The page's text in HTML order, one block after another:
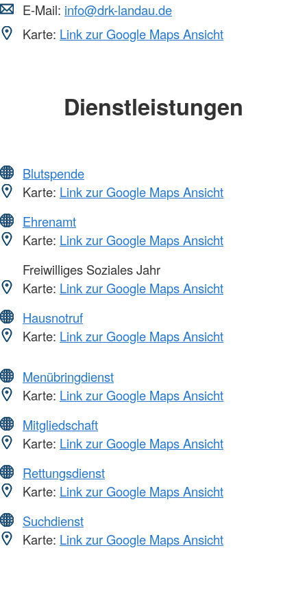
E-Mail: info@drk-landau.de
Karte: Link zur Google Maps Ansicht
Dienstleistungen
Blutspende
Karte: Link zur Google Maps Ansicht
Ehrenamt
Karte: Link zur Google Maps Ansicht
Freiwilliges Soziales Jahr
Karte: Link zur Google Maps Ansicht
Hausnotruf
Karte: Link zur Google Maps Ansicht
Menübringdienst
Karte: Link zur Google Maps Ansicht
Mitgliedschaft
Karte: Link zur Google Maps Ansicht
Rettungsdienst
Karte: Link zur Google Maps Ansicht
Suchdienst
Karte: Link zur Google Maps Ansicht